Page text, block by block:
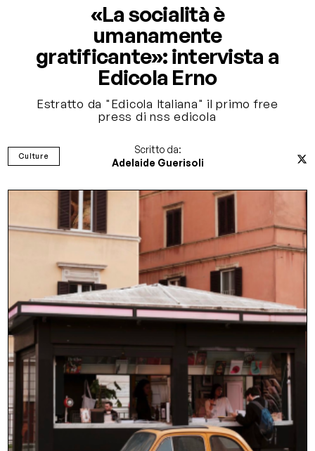
«La socialità è
umanamente
gratificante»: intervista a
Edicola Erno
Estratto da "Edicola Italiana" il primo free
press di nss edicola
Culture
Scritto da:
Adelaide Guerisoli